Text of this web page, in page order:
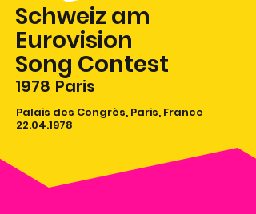
Schweiz am
Eurovision
Song Contest
Paris
1978
Palais des Congrès, Paris, France
22.04.1978